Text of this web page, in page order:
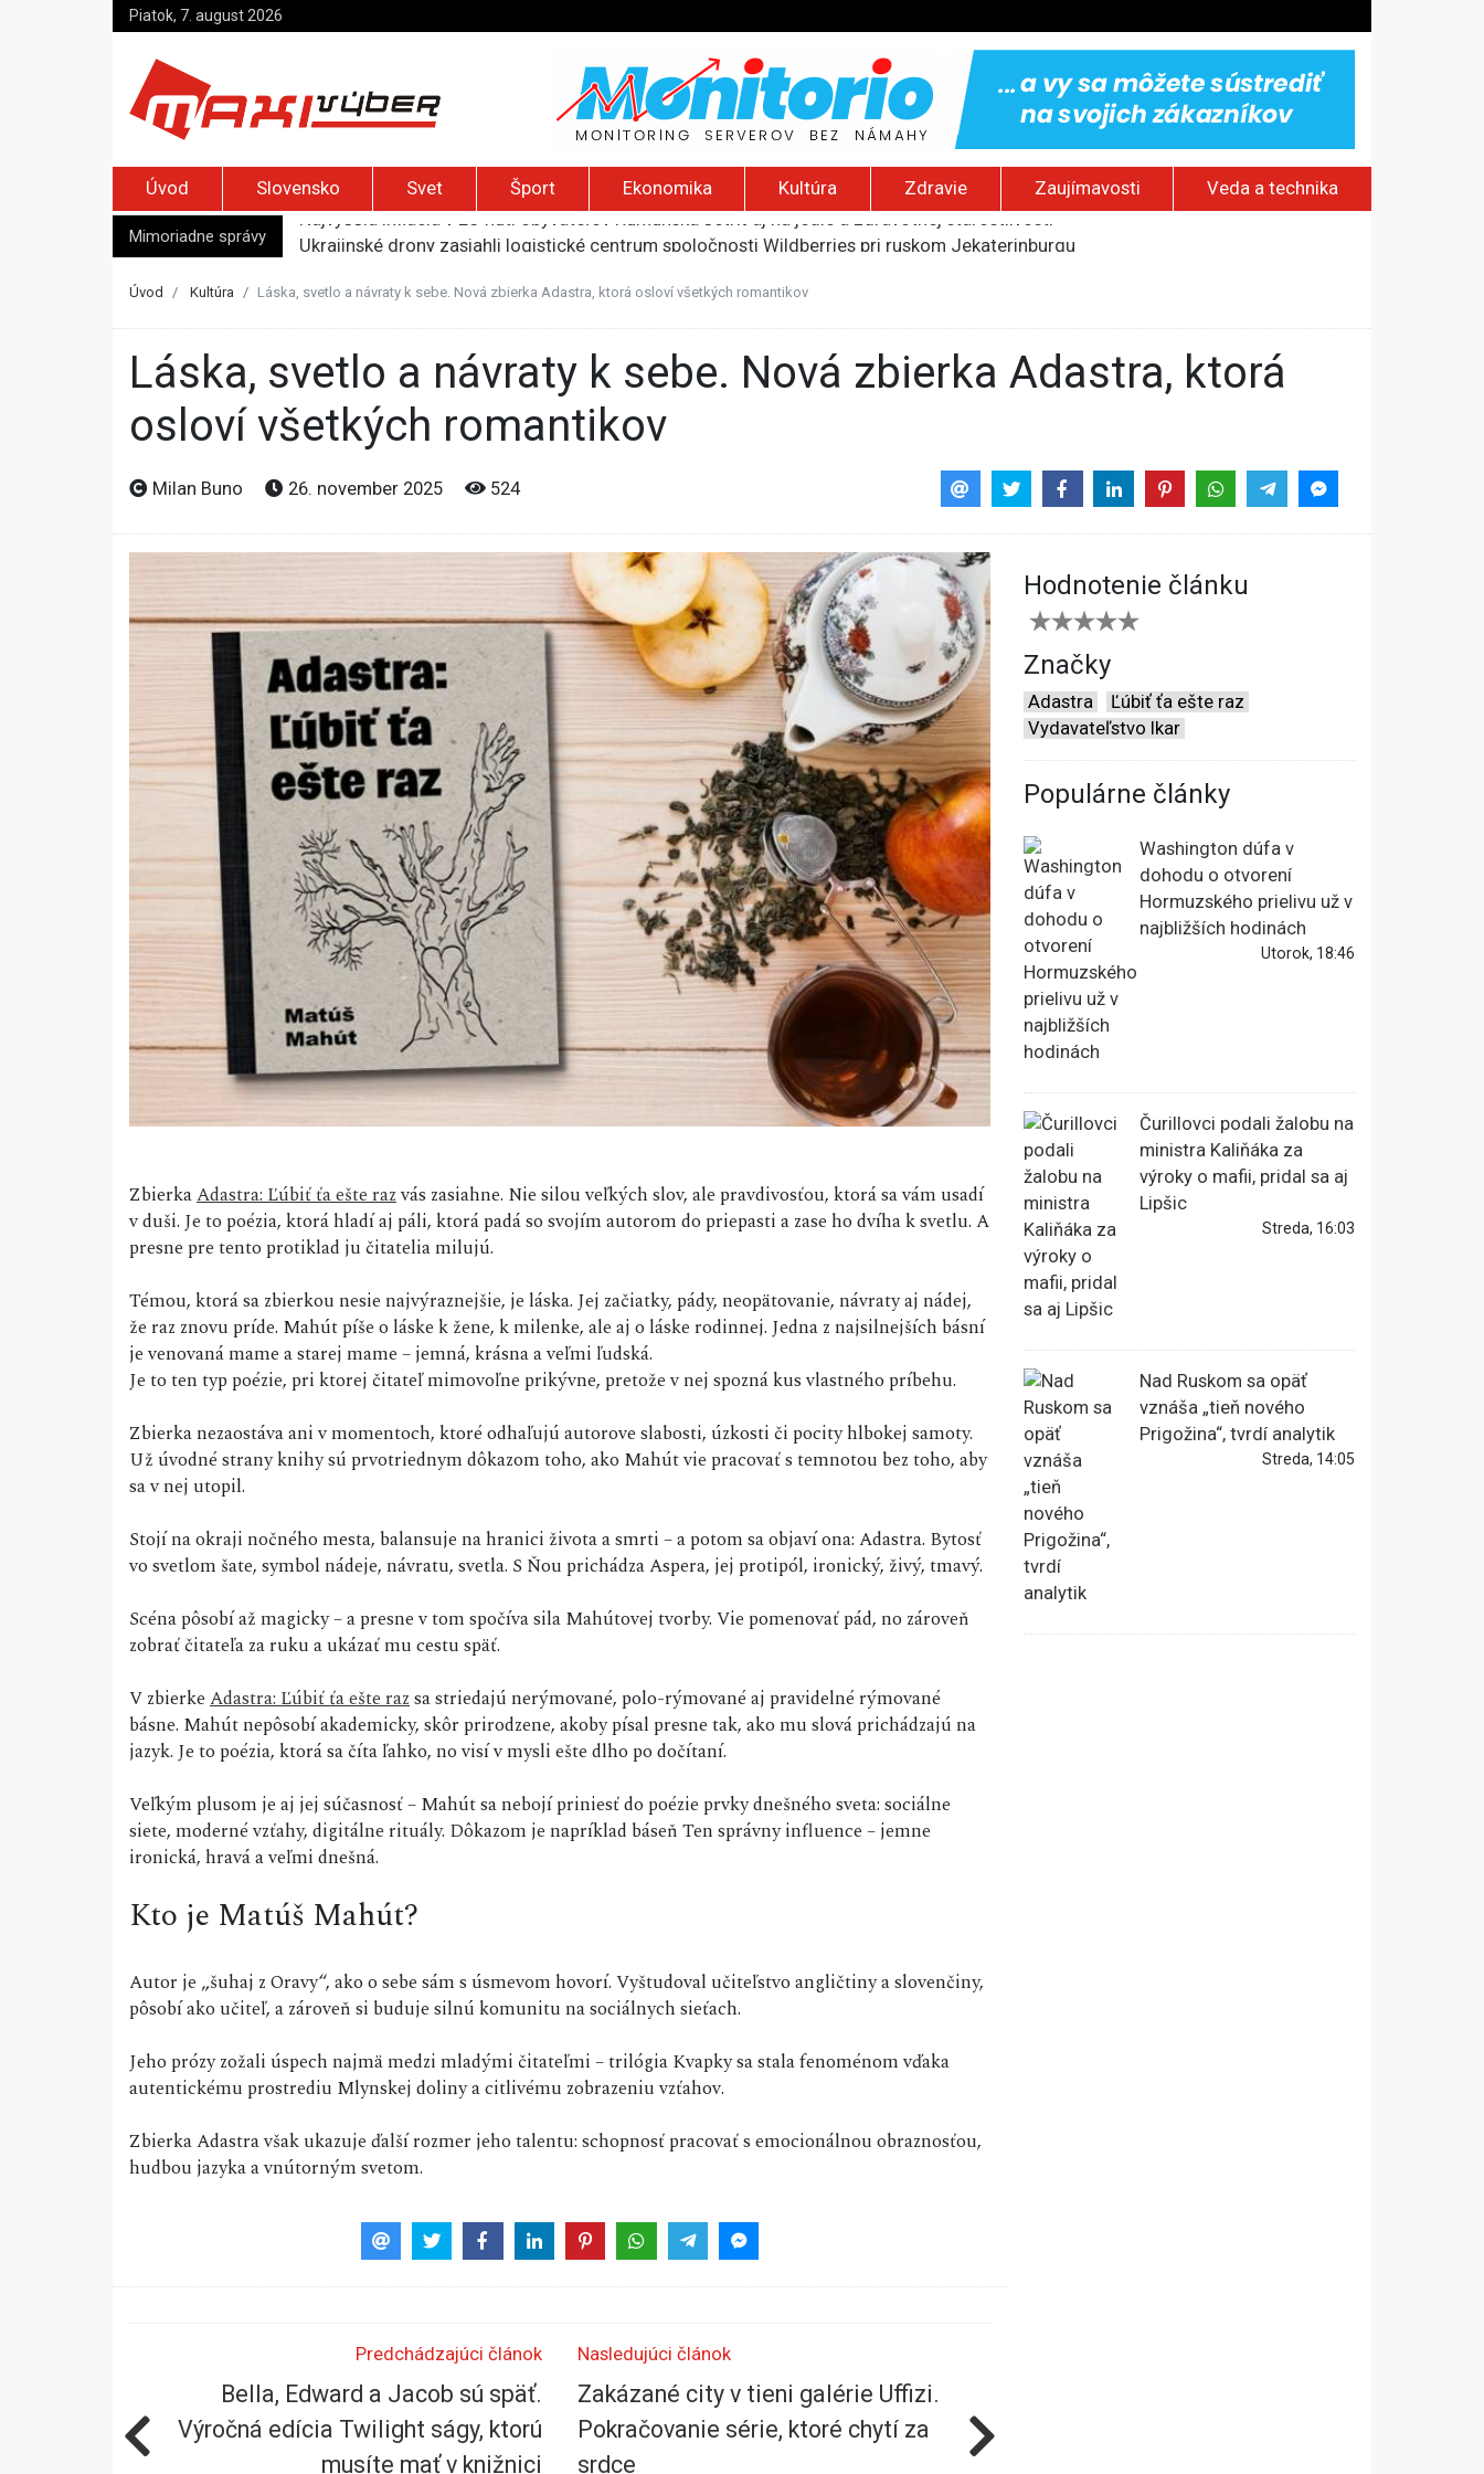
Piatok, 7. august 2026
Úvod Slovensko Svet Šport Ekonomika Kultúra Zdravie Zaujímavosti Veda a technika
Mimoriadne správy
Ukrajinské drony zasiahli logistické centrum spoločnosti Wildberries pri ruskom Jekaterinburgu
Streľba na škole v Thajsku si vyžiadala šesť obetí, útočníkom bol 14-ročný žiak
Úvod Kultúra Láska, svetlo a návraty k sebe. Nová zbierka Adastra, ktorá osloví všetkých romantikov
Láska, svetlo a návraty k sebe. Nová zbierka Adastra, ktorá
osloví všetkých romantikov
Milan Buno 26. november 2025 524
ZbierkaAdastra: Ľúbiť ťa ešte razvás zasiahne. Nie silou veľkých slov, ale pravdivosťou, ktorá sa vám usadí
v duši. Je to poézia, ktorá hladí aj páli, ktorá padá so svojím autorom do priepasti a zase ho dvíha k svetlu. A
presne pre tento protiklad ju čitatelia milujú.
Témou, ktorá sa zbierkou nesie najvýraznejšie, je láska. Jej začiatky, pády, neopätovanie, návraty aj nádej,
že raz znovu príde. Mahút píše o láske k žene, k milenke, ale aj o láske rodinnej. Jedna z najsilnejších básní
je venovaná mame a starej mame – jemná, krásna a veľmi ľudská.
Je to ten typ poézie, pri ktorej čitateľ mimovoľne prikývne, pretože v nej spozná kus vlastného príbehu.
Zbierka nezaostáva ani v momentoch, ktoré odhaľujú autorove slabosti, úzkosti či pocity hlbokej samoty.
Už úvodné strany knihy sú prvotriednym dôkazom toho, ako Mahút vie pracovať s temnotou bez toho, aby
sa v nej utopil.
Stojí na okraji nočného mesta, balansuje na hranici života a smrti – a potom sa objaví ona: Adastra. Bytosť
vo svetlom šate, symbol nádeje, návratu, svetla. S Ňou prichádza Aspera, jej protipól, ironický, živý, tmavý.
Scéna pôsobí až magicky – a presne v tom spočíva sila Mahútovej tvorby. Vie pomenovať pád, no zároveň
zobrať čitateľa za ruku a ukázať mu cestu späť.
V zbierkeAdastra: Ľúbiť ťa ešte razsa striedajú nerýmované, polo-rýmované aj pravidelné rýmované
básne. Mahút nepôsobí akademicky, skôr prirodzene, akoby písal presne tak, ako mu slová prichádzajú na
jazyk. Je to poézia, ktorá sa číta ľahko, no visí v mysli ešte dlho po dočítaní.
Veľkým plusom je aj jej súčasnosť – Mahút sa nebojí priniesť do poézie prvky dnešného sveta: sociálne
siete, moderné vzťahy, digitálne rituály. Dôkazom je napríklad báseň Ten správny influence – jemne
ironická, hravá a veľmi dnešná.
Kto je Matúš Mahút?
Autor je „šuhaj z Oravy“, ako o sebe sám s úsmevom hovorí. Vyštudoval učiteľstvo angličtiny a slovenčiny,
pôsobí ako učiteľ, a zároveň si buduje silnú komunitu na sociálnych sieťach.
Jeho prózy zožali úspech najmä medzi mladými čitateľmi – trilógia Kvapky sa stala fenoménom vďaka
autentickému prostrediu Mlynskej doliny a citlivému zobrazeniu vzťahov.
Zbierka Adastra však ukazuje ďalší rozmer jeho talentu: schopnosť pracovať s emocionálnou obraznosťou,
hudbou jazyka a vnútorným svetom.
Hodnotenie článku
Značky
Adastra
Ľúbiť ťa ešte raz
Vydavateľstvo Ikar
Populárne články
Washington dúfa v
dohodu o otvorení
Hormuzského prielivu už v
najbližších hodinách
Utorok, 18:46
Čurillovci podali žalobu na
ministra Kaliňáka za
výroky o mafii, pridal sa aj
Lipšic
Streda, 16:03
Nad Ruskom sa opäť
vznáša „tieň nového
Prigožina“, tvrdí analytik
Streda, 14:05
Predchádzajúci článok
Bella, Edward a Jacob sú späť.
Výročná edícia Twilight ságy, ktorú
musíte mať v knižnici
Nasledujúci článok
Zakázané city v tieni galérie Uffizi.
Pokračovanie série, ktoré chytí za
srdce